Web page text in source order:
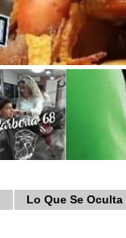
Lo Que Se Oculta